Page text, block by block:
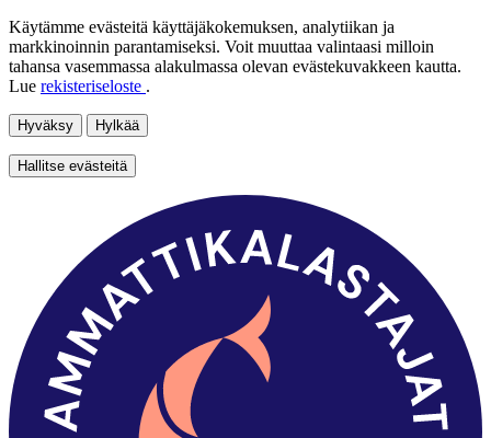
Käytämme evästeitä käyttäjäkokemuksen, analytiikan ja
markkinoinnin parantamiseksi. Voit muuttaa valintaasi milloin
tahansa vasemmassa alakulmassa olevan evästekuvakkeen kautta.
Lue rekisteriseloste .
Hyväksy Hylkää
Hallitse evästeitä